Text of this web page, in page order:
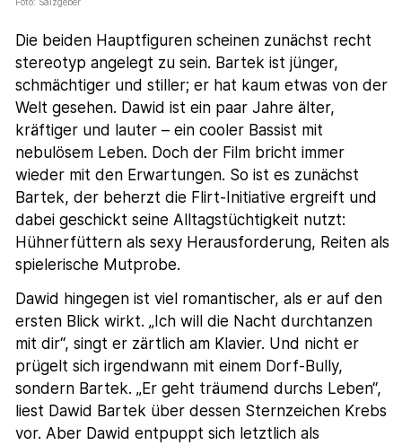
Die beiden Hauptfiguren scheinen zunächst recht
stereotyp angelegt zu sein. Bartek ist jünger,
schmächtiger und stiller; er hat kaum etwas von der
Welt gesehen. Dawid ist ein paar Jahre älter,
kräftiger und lauter – ein cooler Bassist mit
nebulösem Leben. Doch der Film bricht immer
wieder mit den Erwartungen. So ist es zunächst
Bartek, der beherzt die Flirt-Initiative ergreift und
dabei geschickt seine Alltagstüchtigkeit nutzt:
Hühnerfüttern als sexy Herausforderung, Reiten als
spielerische Mutprobe.
Dawid hingegen ist viel romantischer, als er auf den
ersten Blick wirkt. „Ich will die Nacht durchtanzen
mit dir“, singt er zärtlich am Klavier. Und nicht er
prügelt sich irgendwann mit einem Dorf-Bully,
sondern Bartek. „Er geht träumend durchs Leben“,
liest Dawid Bartek über dessen Sternzeichen Krebs
vor. Aber Dawid entpuppt sich letztlich als